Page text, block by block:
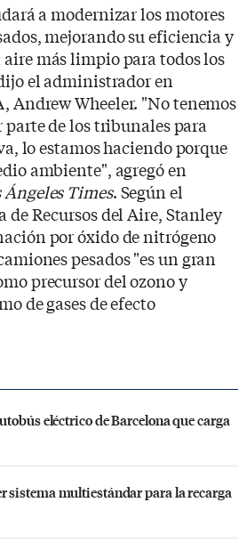
a modernizar los motores
mejorando su eficiencia y
más limpio para todos los
el administrador en
Andrew Wheeler. "No tenemos
de los tribunales para
lo estamos haciendo porque
ambiente", agregó en
Ángeles Times. Según el
de Recursos del Aire, Stanley
por óxido de nitrógeno
pesados "es un gran
precursor del ozono y
de gases de efecto
eléctrico de Barcelona que carga
sistema multiestándar para la recarga